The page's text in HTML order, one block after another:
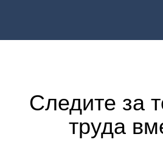
Следите за
труда